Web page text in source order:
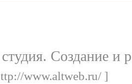
Создание и
www.altweb.ru/ ]